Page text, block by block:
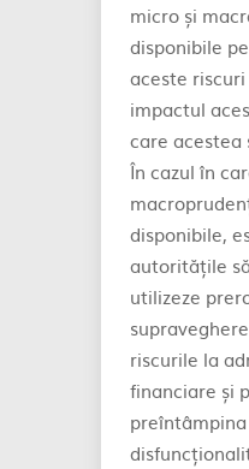
micro și
disponibile
aceste
impactul
care acestea
În cazul în
disponibile,
autoritățile
utilizeze
riscurile la
financiare și
preîntâmpina